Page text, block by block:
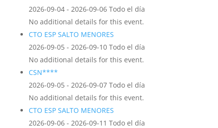
2026-09-04 - 2026-09-06 Todo el día
No additional details for this event.
CTO ESP SALTO MENORES
2026-09-05 - 2026-09-10 Todo el día
No additional details for this event.
CSN****
2026-09-05 - 2026-09-07 Todo el día
No additional details for this event.
CTO ESP SALTO MENORES
2026-09-06 - 2026-09-11 Todo el día